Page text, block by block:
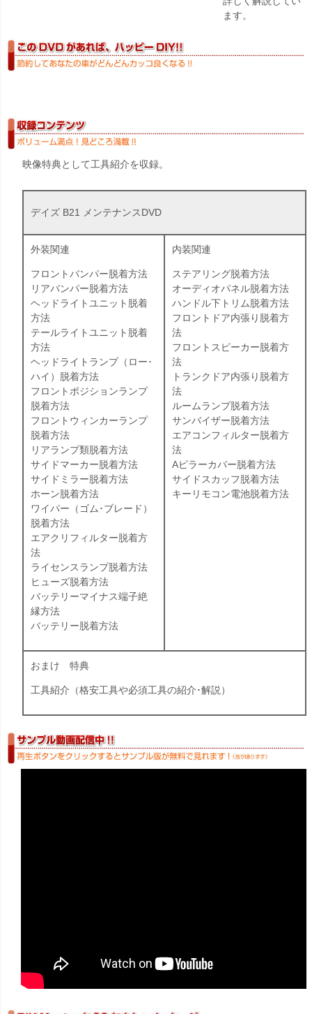
ます。
映像特典として工具紹介を収録。
デイズ B21 メンテナンスDVD
外装関連
フロントバンパー脱着方法
リアバンパー脱着方法
ヘッドライトユニット脱着
方法
テールライトユニット脱着
方法
ヘッドライトランプ（ロー･
ハイ）脱着方法
フロントポジションランプ
脱着方法
フロントウィンカーランプ
脱着方法
リアランプ類脱着方法
サイドマーカー脱着方法
サイドミラー脱着方法
ホーン脱着方法
ワイパー（ゴム･ブレード）
脱着方法
エアクリフィルター脱着方
法
ライセンスランプ脱着方法
ヒューズ脱着方法
バッテリーマイナス端子絶
縁方法
バッテリー脱着方法
内装関連
ステアリング脱着方法
オーディオパネル脱着方法
ハンドル下トリム脱着方法
フロントドア内張り脱着方
法
フロントスピーカー脱着方
法
トランクドア内張り脱着方
法
ルームランプ脱着方法
サンバイザー脱着方法
エアコンフィルター脱着方
法
Aピラーカバー脱着方法
サイドスカッフ脱着方法
キーリモコン電池脱着方法
おまけ 特典
工具紹介（格安工具や必須工具の紹介･解説）